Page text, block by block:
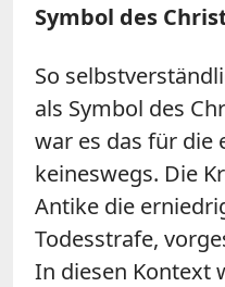
Symbol des
So
als Symbol des
war es das für die
keineswegs. Die
Antike die
Todesstrafe,
In diesen Kontext